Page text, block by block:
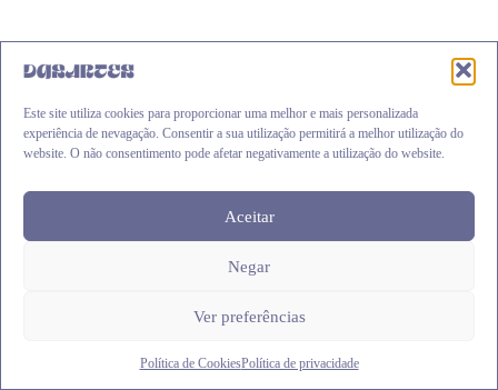
Este site utiliza cookies para proporcionar uma melhor e mais personalizada
experiência de nevagação. Consentir a sua utilização permitirá a melhor utilização do
website. O não consentimento pode afetar negativamente a utilização do website.
Aceitar
Negar
Ver preferências
Política de CookiesPolítica de privacidade
Caixa madeira p/ guardanapos
€3.99
Adicionar